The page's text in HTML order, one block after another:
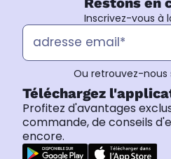
Inscrivez-vous à
Ou retrouvez-nous
Téléchargez
Profitez d'avantages
commande, de conseils
encore.